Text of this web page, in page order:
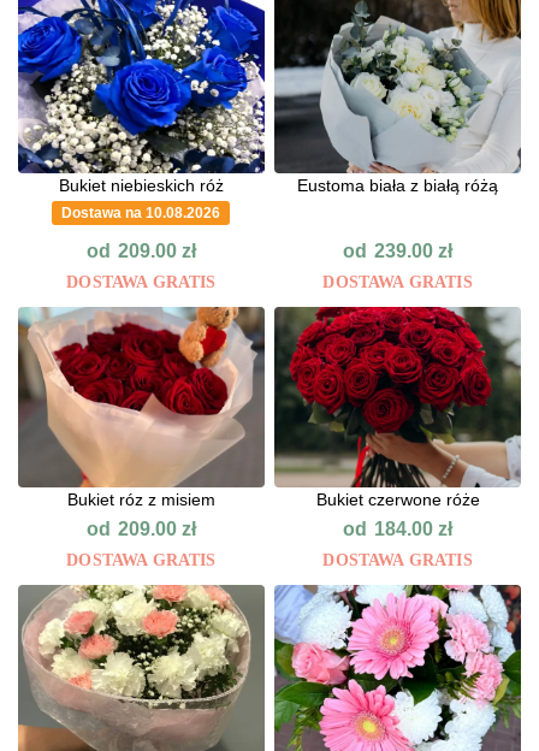
Bukiet niebieskich róż
Dostawa na 10.08.2026
od 209.00 zł
DOSTAWA GRATIS
Eustoma biała z białą różą
od 239.00zł
DOSTAWA GRATIS
Bukiet róz z misiem
od 209.00 zł
DOSTAWA GRATIS
Bukiet czerwone róże
od 184.00zł
DOSTAWA GRATIS